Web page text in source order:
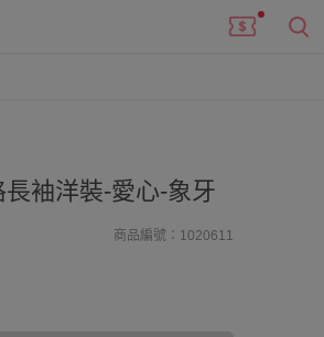
袖洋裝-愛心-象牙
商品編號：1020611